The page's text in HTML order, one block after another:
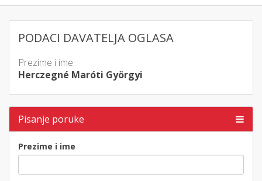
PODACI DAVATELJA OGLASA
Prezime i ime:
Herczegné Maróti Györgyi
Pisanje poruke
Prezime i ime